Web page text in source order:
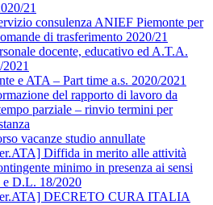
21
consulenza ANIEF Piemonte per
di trasferimento 2020/21
docente, educativo ed A.T.A.
e ATA – Part time a.s. 2020/2021
del rapporto di lavoro da
parziale – rinvio termini per
vacanze studio annullate
Diffida in merito alle attività
minimo in presenza ai sensi
D.L. 18/2020
DECRETO CURA ITALIA